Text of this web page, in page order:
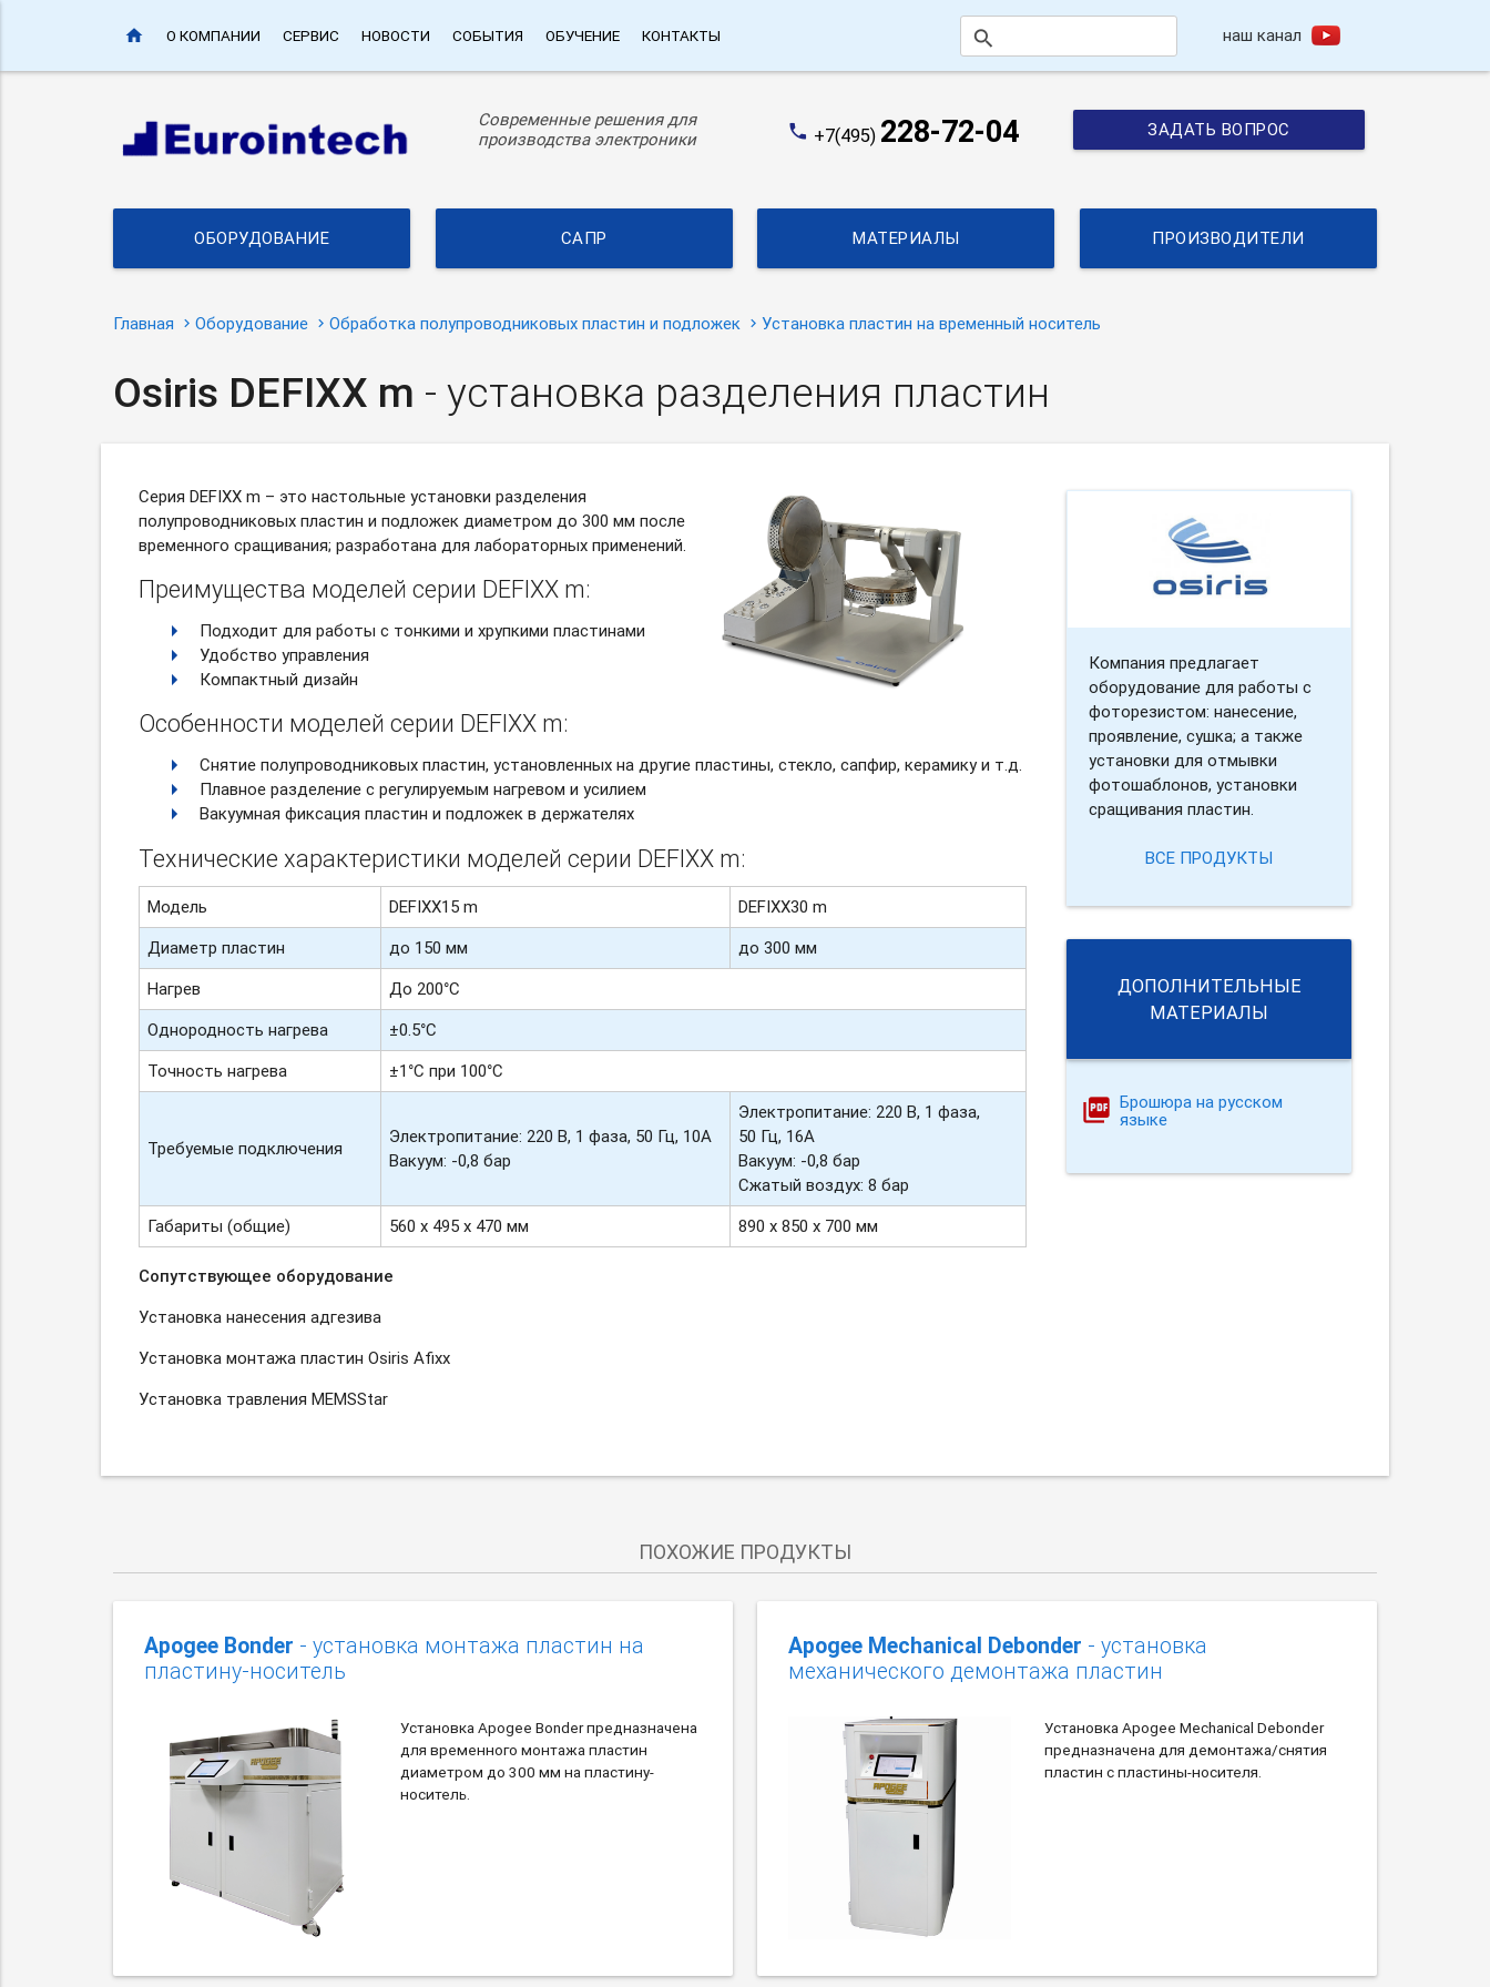
home О КОМПАНИИ СЕРВИС НОВОСТИ СОБЫТИЯ ОБУЧЕНИЕ КОНТАКТЫ search наш канал
Современные решения для
производства электроники
phone +7(495) 228-72-04 ЗАДАТЬ ВОПРОС
ОБОРУДОВАНИЕ САПР МАТЕРИАЛЫ ПРОИЗВОДИТЕЛИ
Главная Оборудование Обработка полупроводниковых пластин и подложек Установка пластин на временный носитель
Osiris DEFIXX m - установка разделения пластин
Серия DEFIXX m – это настольные установки разделения
полупроводниковых пластин и подложек диаметром до 300 мм после
временного сращивания; разработана для лабораторных применений.
Преимущества моделей серии DEFIXX m:
Подходит для работы с тонкими и хрупкими пластинами
Удобство управления
Компактный дизайн
Особенности моделей серии DEFIXX m:
Снятие полупроводниковых пластин, установленных на другие пластины, стекло, сапфир, керамику и т.д.
Плавное разделение с регулируемым нагревом и усилием
Вакуумная фиксация пластин и подложек в держателях
Технические характеристики моделей серии DEFIXX m:
Модель DEFIXX15 m
DEFIXX30 m
Диаметр пластин
до 150 мм
до 300 мм
Нагрев
До 200°С
Однородность нагрева
±0.5°С
Точность нагрева
±1°С при 100°С
Требуемые подключения
Электропитание: 220 В, 1 фаза, 50 Гц, 10А
Вакуум: -0,8 бар
Электропитание: 220 В, 1 фаза,
50 Гц, 16А
Вакуум: -0,8 бар
Сжатый воздух: 8 бар
Габариты (общие)
560 х 495 х 470 мм 890 х 850 х 700 мм
Сопутствующее оборудование
Установка нанесения адгезива
Установка монтажа пластин Osiris Afixx
Установка травления MEMSStar
Компания предлагает
оборудование для работы с
фоторезистом: нанесение,
проявление, сушка; а также
установки для отмывки
фотошаблонов, установки
сращивания пластин.
ВСЕ ПРОДУКТЫ
ДОПОЛНИТЕЛЬНЫЕ
МАТЕРИАЛЫ
Брошюра на русском
языке
ПОХОЖИЕ ПРОДУКТЫ
Apogee Bonder - установка монтажа пластин на
пластину-носитель
Установка Apogee Bonder предназначена
для временного монтажа пластин
диаметром до 300 мм на пластину-
носитель.
Apogee Mechanical Debonder - установка
механического демонтажа пластин
Установка Apogee Mechanical Debonder
предназначена для демонтажа/снятия
пластин с пластины-носителя.